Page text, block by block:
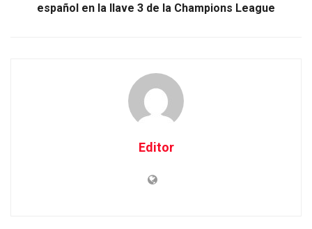
español en la llave 3 de la Champions League
Editor